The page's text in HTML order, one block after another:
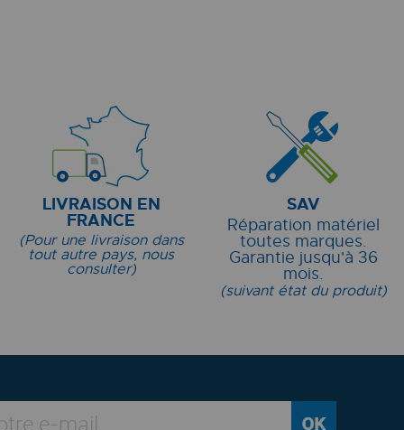
LIVRAISON EN
FRANCE
(Pour une livraison dans
tout autre pays, nous
consulter)
SAV
Réparation matériel
toutes marques.
Garantie jusqu'à 36
mois.
(suivant état du produit)